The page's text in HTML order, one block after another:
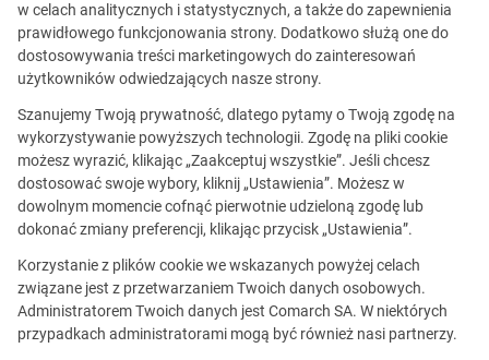
Ta oferta jest już
nieaktualna.
Zobacz podobne oferty
w celach analitycznych i statystycznych, a także do zapewnienia
prawidłowego funkcjonowania strony. Dodatkowo służą one do
dostosowywania treści marketingowych do zainteresowań
użytkowników odwiedzających nasze strony.
Szanujemy Twoją prywatność, dlatego pytamy o Twoją zgodę na
wykorzystywanie powyższych technologii. Zgodę na pliki cookie
możesz wyrazić, klikając „Zaakceptuj wszystkie”. Jeśli chcesz
dostosować swoje wybory, kliknij „Ustawienia”. Możesz w
dowolnym momencie cofnąć pierwotnie udzieloną zgodę lub
dokonać zmiany preferencji, klikając przycisk „Ustawienia”.
Korzystanie z plików cookie we wskazanych powyżej celach
związane jest z przetwarzaniem Twoich danych osobowych.
Administratorem Twoich danych jest Comarch SA. W niektórych
przypadkach administratorami mogą być również nasi partnerzy.